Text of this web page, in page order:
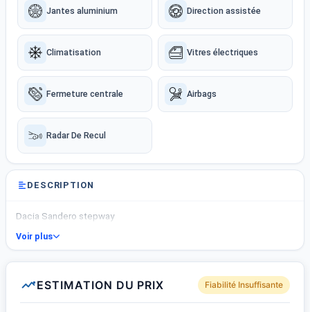
Jantes aluminium Direction assistée
Climatisation Vitres électriques
Fermeture centrale Airbags
Radar De Recul
DESCRIPTION
Dacia Sandero stepway
Voir plus
ESTIMATION DU PRIX Fiabilité Insuffisante